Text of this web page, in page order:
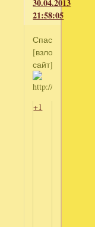
30.04.2013
21:58:05
Спасибо.
[взломанный
сайт]
+1